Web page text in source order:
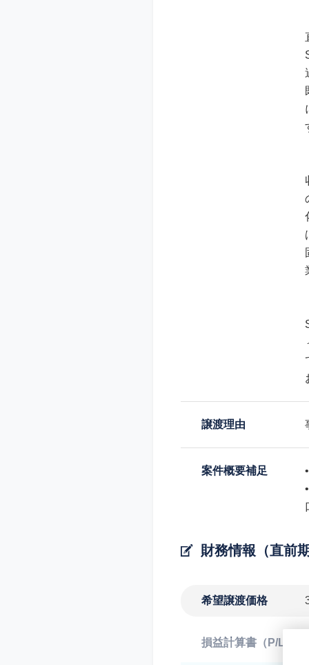
譲渡理由
案件概要補足
財務情報（直前
希望譲渡価格
損益計算書（P/L）